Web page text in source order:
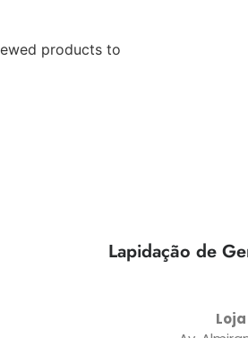
products to
Lapidação de
Loja